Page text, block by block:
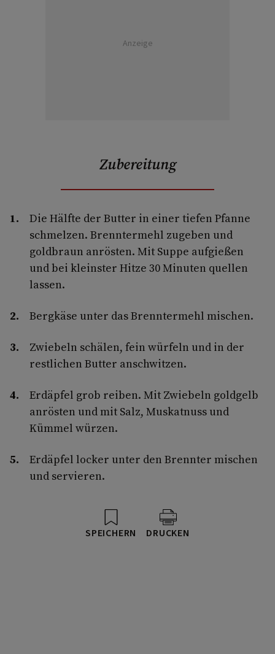
Anzeige
Zubereitung
Die Hälfte der Butter in einer tiefen Pfanne
schmelzen. Brenntermehl zugeben und
goldbraun anrösten. Mit Suppe aufgießen
und bei kleinster Hitze 30 Minuten quellen
lassen.
Bergkäse unter das Brenntermehl mischen.
Zwiebeln schälen, fein würfeln und in der
restlichen Butter anschwitzen.
Erdäpfel grob reiben. Mit Zwiebeln goldgelb
anrösten und mit Salz, Muskatnuss und
Kümmel würzen.
Erdäpfel locker unter den Brennter mischen
und servieren.
SPEICHERN DRUCKEN